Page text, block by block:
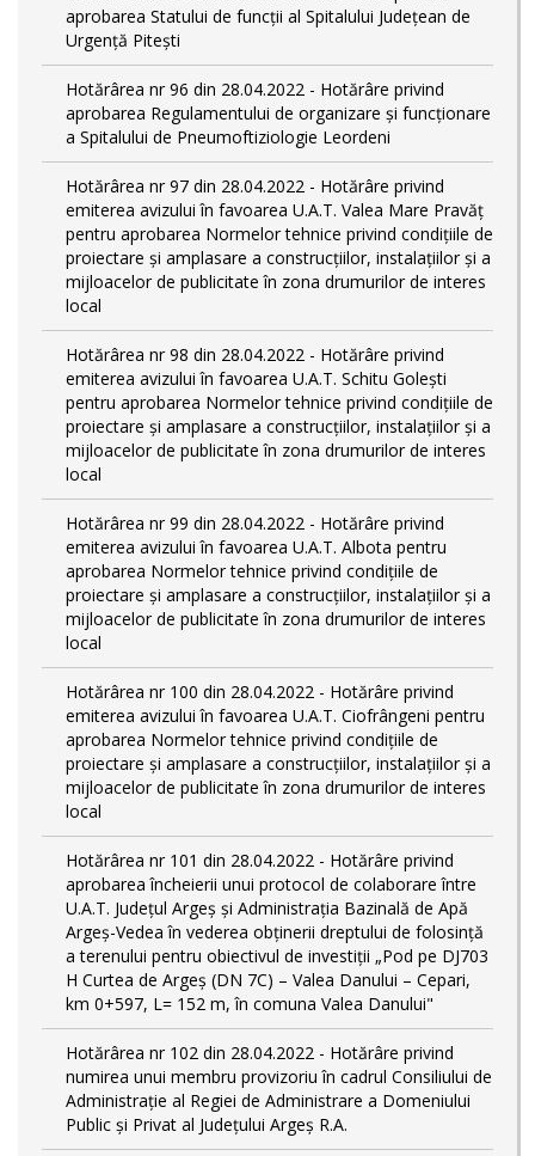
aprobarea Statului de funcții al Spitalului Județean de
Urgență Pitești
Hotărârea nr 96 din 28.04.2022 - Hotărâre privind
aprobarea Regulamentului de organizare și funcționare
a Spitalului de Pneumoftiziologie Leordeni
Hotărârea nr 97 din 28.04.2022 - Hotărâre privind
emiterea avizului în favoarea U.A.T. Valea Mare Pravăț
pentru aprobarea Normelor tehnice privind condiţiile de
proiectare şi amplasare a construcţiilor, instalaţiilor şi a
mijloacelor de publicitate în zona drumurilor de interes
local
Hotărârea nr 98 din 28.04.2022 - Hotărâre privind
emiterea avizului în favoarea U.A.T. Schitu Golești
pentru aprobarea Normelor tehnice privind condiţiile de
proiectare şi amplasare a construcţiilor, instalaţiilor şi a
mijloacelor de publicitate în zona drumurilor de interes
local
Hotărârea nr 99 din 28.04.2022 - Hotărâre privind
emiterea avizului în favoarea U.A.T. Albota pentru
aprobarea Normelor tehnice privind condiţiile de
proiectare şi amplasare a construcţiilor, instalaţiilor şi a
mijloacelor de publicitate în zona drumurilor de interes
local
Hotărârea nr 100 din 28.04.2022 - Hotărâre privind
emiterea avizului în favoarea U.A.T. Ciofrângeni pentru
aprobarea Normelor tehnice privind condiţiile de
proiectare şi amplasare a construcţiilor, instalaţiilor şi a
mijloacelor de publicitate în zona drumurilor de interes
local
Hotărârea nr 101 din 28.04.2022 - Hotărâre privind
aprobarea încheierii unui protocol de colaborare între
U.A.T. Județul Argeș și Administrația Bazinală de Apă
Argeș-Vedea în vederea obținerii dreptului de folosință
a terenului pentru obiectivul de investiții „Pod pe DJ703
H Curtea de Argeş (DN 7C) – Valea Danului – Cepari,
km 0+597, L= 152 m, în comuna Valea Danului"
Hotărârea nr 102 din 28.04.2022 - Hotărâre privind
numirea unui membru provizoriu în cadrul Consiliului de
Administrație al Regiei de Administrare a Domeniului
Public și Privat al Județului Argeș R.A.